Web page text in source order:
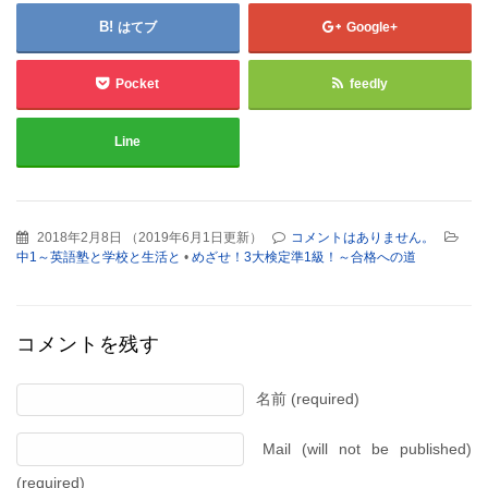
はてブ Google+
Pocket feedly
Line
2018年2月8日 （2019年6月1日更新）
コメントはありません。
中1～英語塾と学校と生活と • めざせ！3大検定準1級！～合格への道
コメントを残す
名前 (required)
Mail (will not be published)
(required)